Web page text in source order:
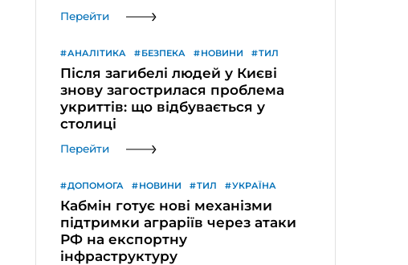
Перейти
АНАЛІТИКА БЕЗПЕКА НОВИНИ ТИЛ
Після загибелі людей у Києві
знову загострилася проблема
укриттів: що відбувається у
столиці
Перейти
ДОПОМОГА НОВИНИ ТИЛ УКРАЇНА
Кабмін готує нові механізми
підтримки аграріїв через атаки
РФ на експортну
інфраструктуру